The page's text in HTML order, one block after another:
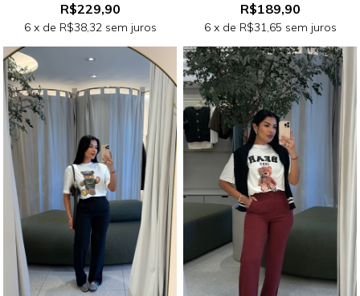
R$229,90
6x de R$38,32sem juros
R$189,90
6x de R$31,65 sem juros